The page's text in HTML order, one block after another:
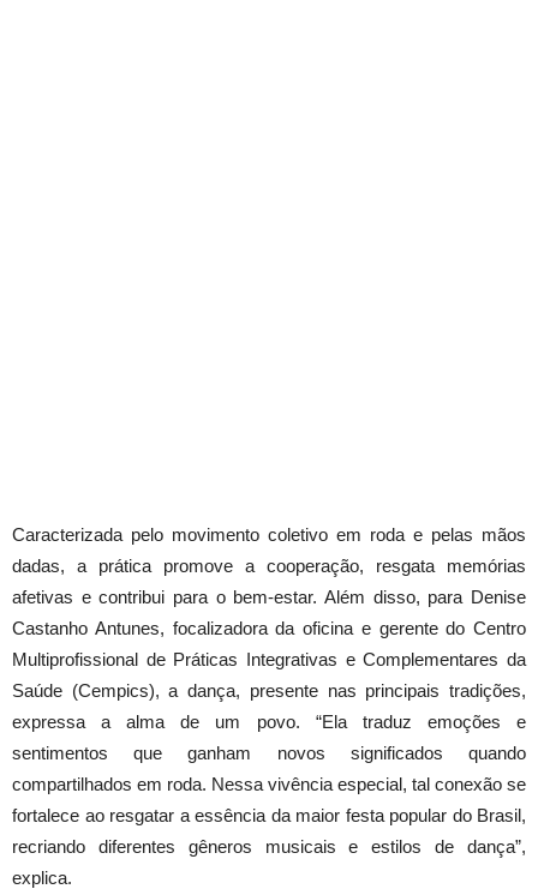
Caracterizada pelo movimento coletivo em roda e pelas mãos
dadas, a prática promove a cooperação, resgata memórias
afetivas e contribui para o bem-estar. Além disso, para Denise
Castanho Antunes, focalizadora da oficina e gerente do Centro
Multiprofissional de Práticas Integrativas e Complementares da
Saúde (Cempics), a dança, presente nas principais tradições,
expressa a alma de um povo. “Ela traduz emoções e
sentimentos que ganham novos significados quando
compartilhados em roda. Nessa vivência especial, tal conexão se
fortalece ao resgatar a essência da maior festa popular do Brasil,
recriando diferentes gêneros musicais e estilos de dança”,
explica.